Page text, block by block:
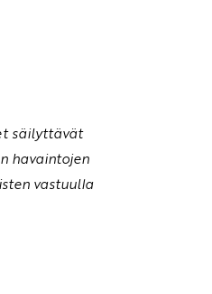
säilyttävät
havaintojen
vastuulla